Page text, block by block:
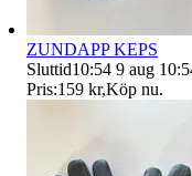
ZUNDAPP KEPS
Sluttid10:54 9 aug
Pris:159 kr,Köp nu.